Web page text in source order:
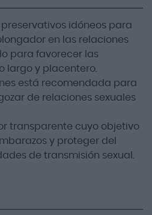
preservativos idóneos para
en las relaciones
para favorecer las
largo y placentero.
está recomendada para
de relaciones sexuales
transparente cuyo objetivo
y proteger del
de transmisión sexual.